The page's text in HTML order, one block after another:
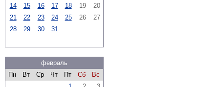
14
15 16 17 18 19
20
21
22 23 24 25 26
27
28
29 30 31
февраль
Пн
Вт Ср Чт Пт Сб
Вс